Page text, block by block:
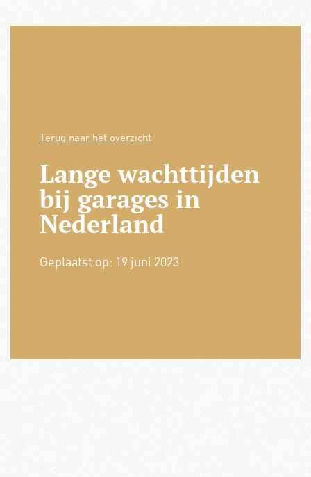
Terug naar het overzicht
Lange wachttijden
bij garages in
Nederland
Geplaatst op: 19 juni 2023